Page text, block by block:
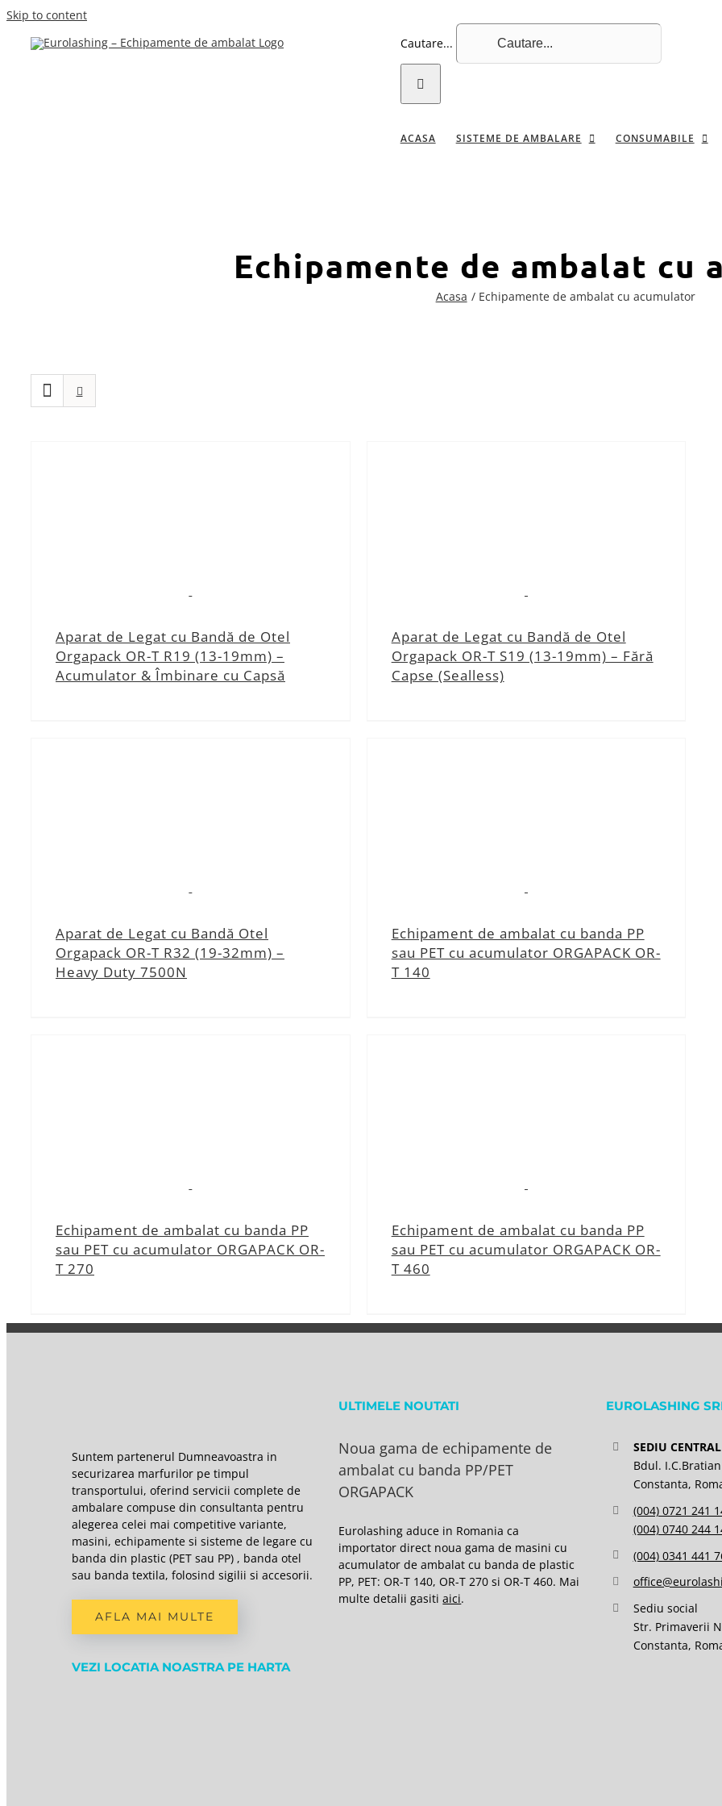
Skip to content
Cautare...
ACASA SISTEME DE AMBALARE CONSUMABILE
Echipamente de ambalat cu
Acasa Echipamente de ambalat cu acumulator
Aparat de Legat cu Bandă de Otel
Orgapack OR-T R19 (13-19mm) –
Acumulator & Îmbinare cu Capsă
Aparat de Legat cu Bandă de Otel
Orgapack OR-T S19 (13-19mm) – Fără
Capse (Sealless)
Aparat de Legat cu Bandă Otel
Orgapack OR-T R32 (19-32mm) –
Heavy Duty 7500N
Echipament de ambalat cu banda PP
sau PET cu acumulator ORGAPACK OR-
T 140
Echipament de ambalat cu banda PP
sau PET cu acumulator ORGAPACK OR-
T 270
Echipament de ambalat cu banda PP
sau PET cu acumulator ORGAPACK OR-
T 460
Suntem partenerul Dumneavoastra in
securizarea marfurilor pe timpul
transportului, oferind servicii complete de
ambalare compuse din consultanta pentru
alegerea celei mai competitive variante,
masini, echipamente si sisteme de legare cu
banda din plastic (PET sau PP) , banda otel
sau banda textila, folosind sigilii si accesorii.
AFLA MAI MULTE
ULTIMELE NOUTATI
Noua gama de echipamente de
ambalat cu banda PP/PET
ORGAPACK
Eurolashing aduce in Romania ca
importator direct noua gama de masini cu
acumulator de ambalat cu banda de plastic
PP, PET: OR-T 140, OR-T 270 si OR-T 460. Mai
multe detalii gasitiaici.
EUROLASHING
SEDIU CENTRAL
Bdul.
Constanta,
(004) 0721 241
(004) 0740 244
(004) 0341 441
Sediu social
Str. Primaverii
Constanta,
VEZI LOCATIA NOASTRA PE HARTA